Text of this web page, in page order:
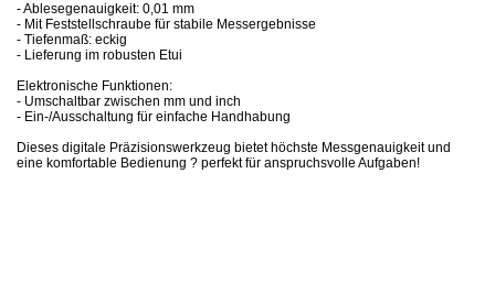
- Ablesegenauigkeit: 0,01 mm
- Mit Feststellschraube für stabile Messergebnisse
- Tiefenmaß: eckig
- Lieferung im robusten Etui
Elektronische Funktionen:
- Umschaltbar zwischen mm und inch
- Ein-/Ausschaltung für einfache Handhabung
Dieses digitale Präzisionswerkzeug bietet höchste Messgenauigkeit und
eine komfortable Bedienung ? perfekt für anspruchsvolle Aufgaben!